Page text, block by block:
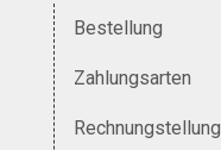
Bestellung
Zahlungsarten
Rechnungstellung